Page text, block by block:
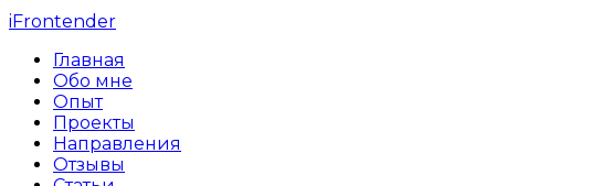
iFrontender
Главная
Обо мне
Опыт
Проекты
Направления
Отзывы